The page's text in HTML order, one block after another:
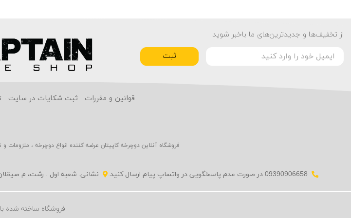
از تخفیف‌ها و جدیدترین‌های ما باخبر شوید
ثبت
قوانین و مقررات ثبت شکایات در سایت
فروشگاه آنلاین دوچرخه کاپیتان عرضه کننده انواع دوچرخه ،
09390906658 در صورت عدم پاسخگویی در واتساپ پیام ارسال کنید. نشانی: شعبه اول : رشت، م
فروشگاه ساخته شده با